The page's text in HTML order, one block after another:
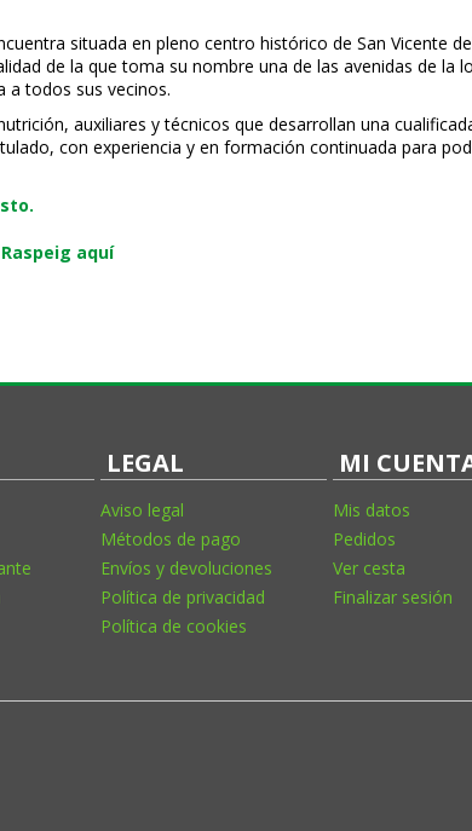
situada en pleno centro histórico de San Vicente
de la que toma su nombre una de las avenidas de la
a todos sus vecinos.
auxiliares y técnicos que desarrollan una
con experiencia y en formación continuada para
aquí
LEGAL
Aviso legal
Métodos de pago
Envíos y devoluciones
Política de privacidad
Política de cookies
MI
Mis datos
Pedidos
Ver cesta
Finalizar sesión